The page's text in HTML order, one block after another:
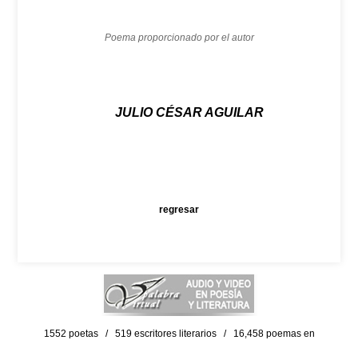
Poema proporcionado por el autor
JULIO CÉSAR AGUILAR
regresar
1552 poetas / 519 escritores literarios / 16,458 poemas en